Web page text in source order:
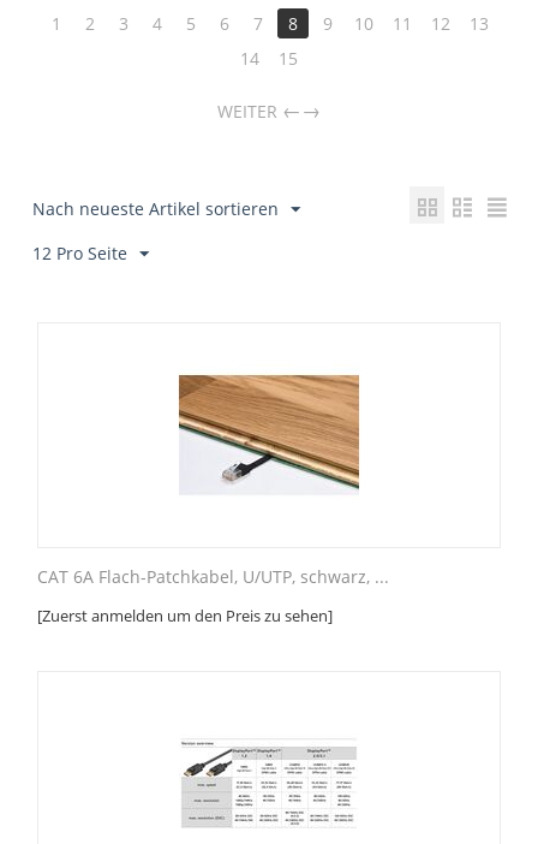
1 2 3 4 5 6 7 8 9 10 11 12
13
14
15
WEITER →
Nach neueste Artikel sortieren
12 Pro Seite
CAT 6A Flach-Patchkabel, U/UTP, schwarz, ...
[Zuerst anmelden um den Preis zu sehen]